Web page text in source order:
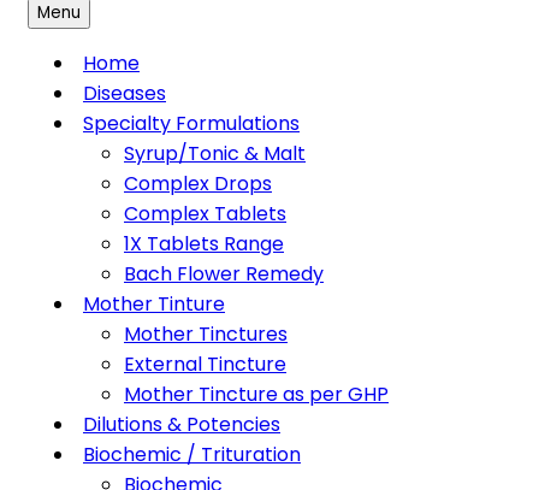
Menu
Home
Diseases
Specialty Formulations
Syrup/Tonic & Malt
Complex Drops
Complex Tablets
1X Tablets Range
Bach Flower Remedy
Mother Tinture
Mother Tinctures
External Tincture
Mother Tincture as per GHP
Dilutions & Potencies
Biochemic / Trituration